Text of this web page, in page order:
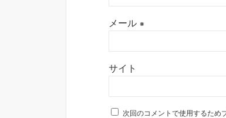
メール ※
サイト
次回のコメントで使用するため